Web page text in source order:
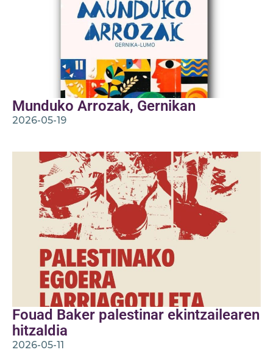
Munduko Arrozak, Gernikan
2026-05-19
Fouad Baker palestinar ekintzailearen
hitzaldia
2026-05-11